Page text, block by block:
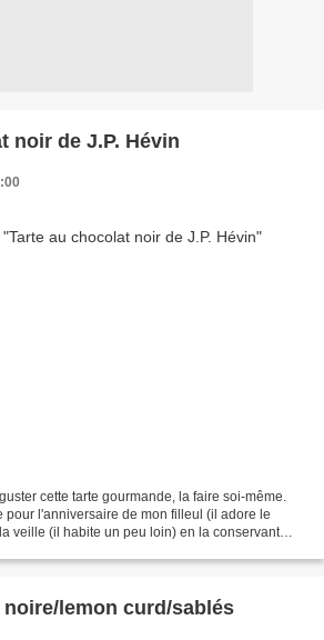
noir de J.P. Hévin
cette tarte gourmande, la faire soi-même.
pour l'anniversaire de mon filleul (il adore le
veille (il habite un peu loin) en la conservant
lemon curd/sablés